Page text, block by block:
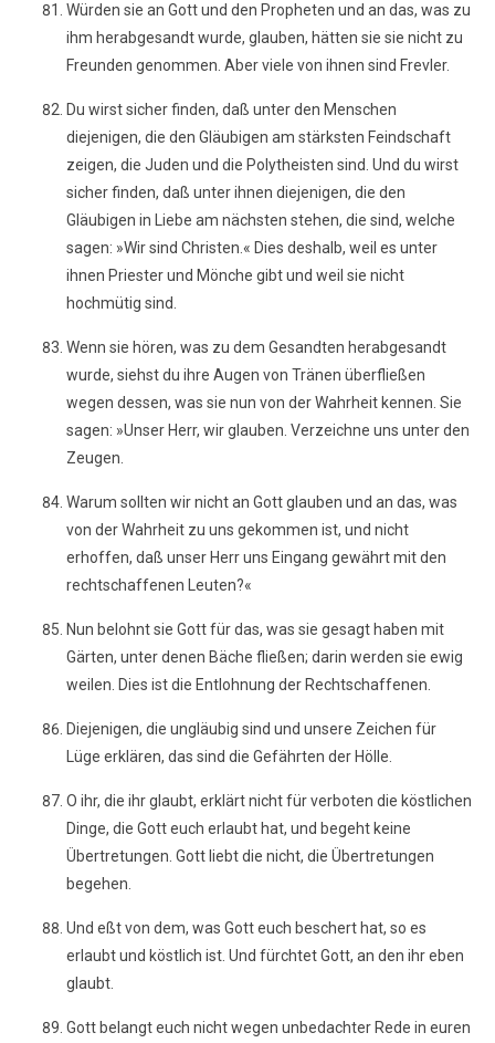
Würden sie an Gott und den Propheten und an das, was zu
ihm herabgesandt wurde, glauben, hätten sie sie nicht zu
Freunden genommen. Aber viele von ihnen sind Frevler.
Du wirst sicher finden, daß unter den Menschen
diejenigen, die den Gläubigen am stärksten Feindschaft
zeigen, die Juden und die Polytheisten sind. Und du wirst
sicher finden, daß unter ihnen diejenigen, die den
Gläubigen in Liebe am nächsten stehen, die sind, welche
sagen: »Wir sind Christen.« Dies deshalb, weil es unter
ihnen Priester und Mönche gibt und weil sie nicht
hochmütig sind.
Wenn sie hören, was zu dem Gesandten herabgesandt
wurde, siehst du ihre Augen von Tränen überfließen
wegen dessen, was sie nun von der Wahrheit kennen. Sie
sagen: »Unser Herr, wir glauben. Verzeichne uns unter den
Zeugen.
Warum sollten wir nicht an Gott glauben und an das, was
von der Wahrheit zu uns gekommen ist, und nicht
erhoffen, daß unser Herr uns Eingang gewährt mit den
rechtschaffenen Leuten?«
Nun belohnt sie Gott für das, was sie gesagt haben mit
Gärten, unter denen Bäche fließen; darin werden sie ewig
weilen. Dies ist die Entlohnung der Rechtschaffenen.
Diejenigen, die ungläubig sind und unsere Zeichen für
Lüge erklären, das sind die Gefährten der Hölle.
O ihr, die ihr glaubt, erklärt nicht für verboten die köstlichen
Dinge, die Gott euch erlaubt hat, und begeht keine
Übertretungen. Gott liebt die nicht, die Übertretungen
begehen.
Und eßt von dem, was Gott euch beschert hat, so es
erlaubt und köstlich ist. Und fürchtet Gott, an den ihr eben
glaubt.
Gott belangt euch nicht wegen unbedachter Rede in euren